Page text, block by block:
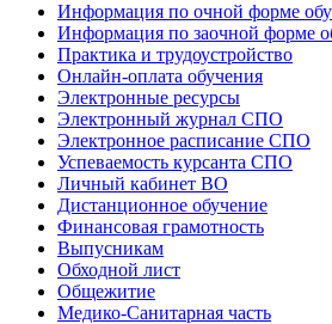
Информация по очной форме
Информация по заочной форме
Практика и трудоустройство
Онлайн-оплата обучения
Электронные ресурсы
Электронный журнал СПО
Электронное расписание СПО
Успеваемость курсанта СПО
Личный кабинет ВО
Дистанционное обучение
Финансовая грамотность
Выпусникам
Обходной лист
Общежитие
Медико-Санитарная часть